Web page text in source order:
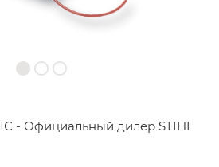
- Официальный дилер STIHL